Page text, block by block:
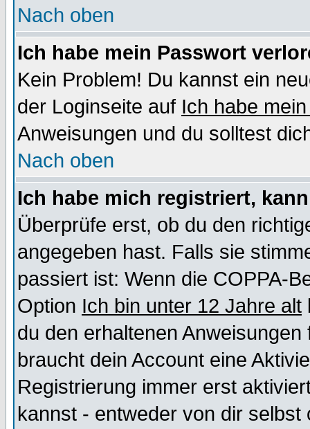
Nach oben
Ich habe mein Passwort
Kein Problem! Du kannst ein
der Loginseite auf Ich habe
Anweisungen und du solltest
Nach oben
Ich habe mich registriert,
Überprüfe erst, ob du den
angegeben hast. Falls sie
passiert ist: Wenn die COPPA-
Option Ich bin unter 12 Jahre alt
du den erhaltenen
braucht dein Account eine
Registrierung immer erst
kannst - entweder von dir selbst